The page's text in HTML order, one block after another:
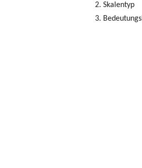
2. Skalentyp
3.